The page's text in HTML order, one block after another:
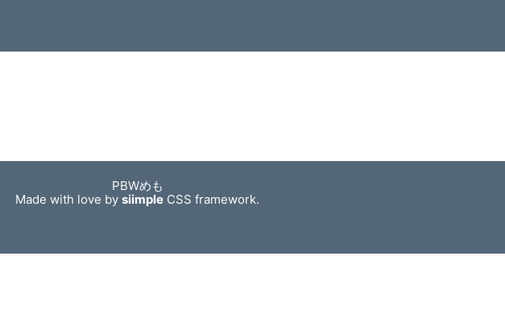
PBWめも
Made with love bysiimple CSS framework.